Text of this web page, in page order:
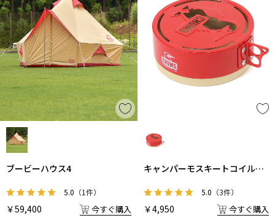
ブービーハウス4
5.0 （1件）
￥59,400 今すぐ購入
キャンパーモスキートコイルホ
5.0 （3件）
￥4,950 今すぐ購入